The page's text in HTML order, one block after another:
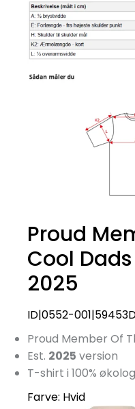
Proud
Cool
2025
ID|0552-
Proud Member Of
Est. 2025 version
T-shirt i 100%
Farve: Hvid